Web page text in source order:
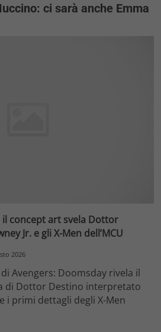
ci sarà anche Emma
il concept art svela Dottor
Jr. e gli X-Men dell’MCU
2026
Avengers: Doomsday rivela il
di Dottor Destino interpretato
i primi dettagli degli X-Men